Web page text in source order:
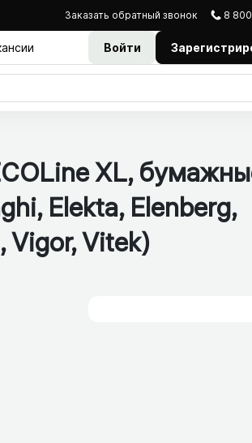
Заказать обратный звонок 8
Войти
XL,
Elekta, Elenberg,
Vigor, Vitek)